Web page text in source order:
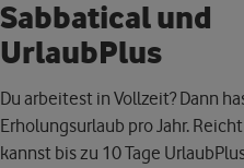
Sabbatical und
UrlaubPlus
Du arbeitest in Vollzeit? Dann
Erholungsurlaub pro Jahr.
kannst bis zu 10 Tage